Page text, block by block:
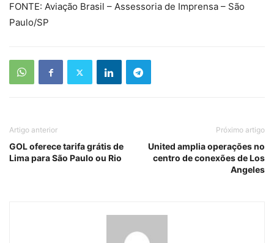
FONTE: Aviação Brasil – Assessoria de Imprensa – São
Paulo/SP
Artigo anterior
GOL oferece tarifa grátis de
Lima para São Paulo ou Rio
Próximo artigo
United amplia operações no
centro de conexões de Los
Angeles